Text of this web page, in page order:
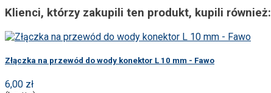
Klienci, którzy zakupili ten produkt, kupili również:
Złączka na przewód do wody konektor L 10 mm - Fawo
6,00 zł